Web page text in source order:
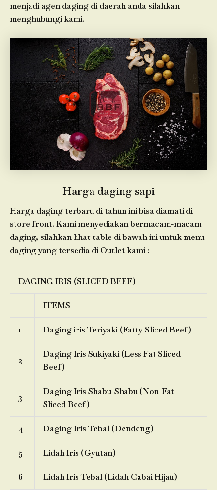
menjadi agen daging di daerah anda silahkan
menghubungi kami.
Harga daging sapi
Harga daging terbaru di tahun ini bisa diamati di
store front. Kami menyediakan bermacam-macam
daging, silahkan lihat table di bawah ini untuk menu
daging yang tersedia di Outlet kami :
DAGING IRIS (SLICED BEEF)
ITEMS
1 Daging iris Teriyaki (Fatty Sliced Beef)
2
Daging Iris Sukiyaki (Less Fat Sliced
Beef)
3
Daging Iris Shabu-Shabu (Non-Fat
Sliced Beef)
4 Daging Iris Tebal (Dendeng)
5 Lidah Iris (Gyutan)
6 Lidah Iris Tebal (Lidah Cabai Hijau)